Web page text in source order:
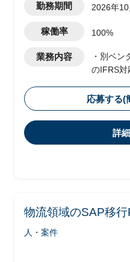
勤務期間 2026年
稼働率 100%
業務内容
・別ベン
のIFRS対
改善方針
・調査フ
予定、そ
ェーズへ
に、現
応募する(
詳
物流領域のSAP移
人・案件